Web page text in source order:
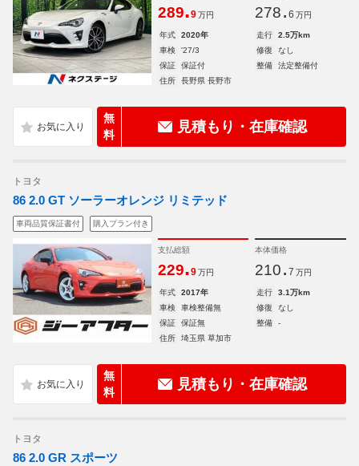
289.9 万円 278. 6 万円
年式 2020年 走行
2.5万km
車検
'27/3 修復
なし
保証
保証付 整備
法定整備付
住所
長野県 長野市
無
料
見積もり・在庫確認
トヨタ
86 2.0 GT ソーラーオレンジ リミテッド
車両品質保証書付 購入プラン付き
支払総額
229.9 万円
本体価格
210. 7 万円
年式 2017年 走行
3.1万km
車検
車検整備無 修復
なし
保証
保証無 整備
-
住所
埼玉県 草加市
無
料
見積もり・在庫確認
トヨタ
86 2.0 GR スポーツ